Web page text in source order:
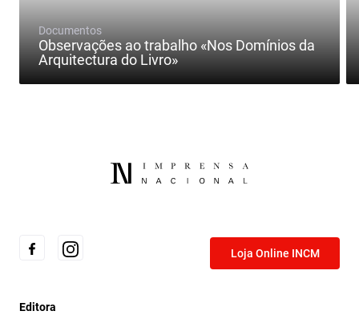
Documentos
Observações ao trabalho «Nos Domínios da
Arquitectura do Livro»
Loja Online INCM
Editora